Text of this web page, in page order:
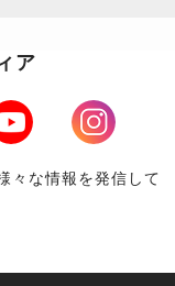
ア
Youtube
Instagram
々な情報を発信して